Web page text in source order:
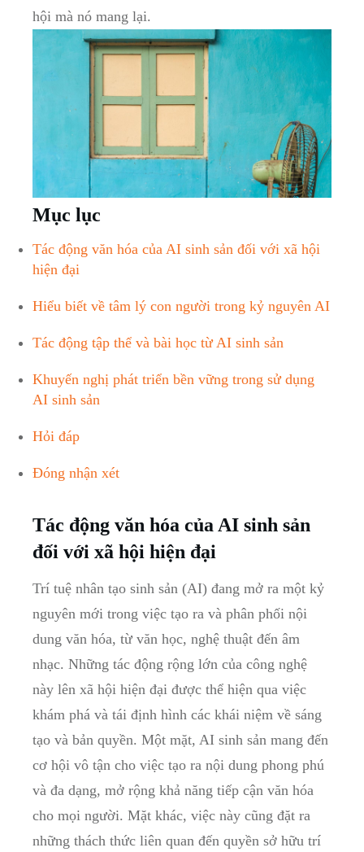
hội mà nó mang lại.
Mục lục
Tác động văn hóa của AI sinh sản đối với xã hội
hiện đại
Hiểu biết về tâm lý con người trong kỷ nguyên AI
Tác động tập thể và bài học từ AI sinh sản
Khuyến nghị phát triển bền vững trong sử dụng
AI sinh sản
Hỏi đáp
Đóng nhận xét
Tác động văn hóa của AI sinh sản
đối với xã hội hiện đại
Trí tuệ nhân tạo sinh sản (AI) đang mở ra một kỷ
nguyên mới trong việc tạo ra và phân phối nội
dung văn hóa, từ văn học, nghệ thuật đến âm
nhạc. Những tác động rộng lớn của công nghệ
này lên xã hội hiện đại được thể hiện qua việc
khám phá và tái định hình các khái niệm về sáng
tạo và bản quyền. Một mặt, AI sinh sản mang đến
cơ hội vô tận cho việc tạo ra nội dung phong phú
và đa dạng, mở rộng khả năng tiếp cận văn hóa
cho mọi người. Mặt khác, việc này cũng đặt ra
những thách thức liên quan đến quyền sở hữu trí